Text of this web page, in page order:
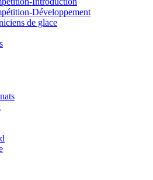
Développement
de glace